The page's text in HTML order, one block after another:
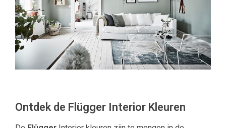
Ontdek de Flügger Interior Kleuren